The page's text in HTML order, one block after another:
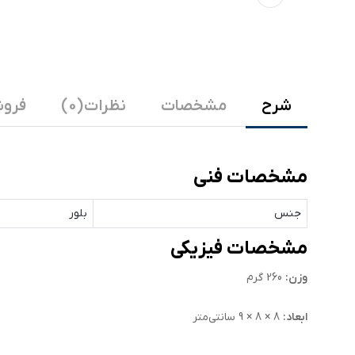
شرح مشخصات نظرات (0)
مشخصات فنی
جنس بلور
مشخصات فیزیکی
وزن:
ابعاد: